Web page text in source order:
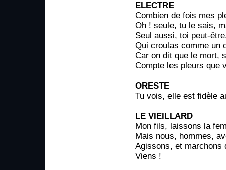
ELECTRE
Combien de fois mes
Oh ! seule, tu le sais,
Seul aussi, toi peut-
Qui croulas comme un
Car on dit que le mort,
Compte les pleurs que
ORESTE
Tu vois, elle est fidèle
LE VIEILLARD
Mon fils, laissons la
Mais nous, hommes,
Agissons, et marchons
Viens !